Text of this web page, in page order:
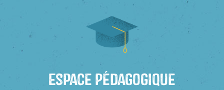
Espace Pédagogique